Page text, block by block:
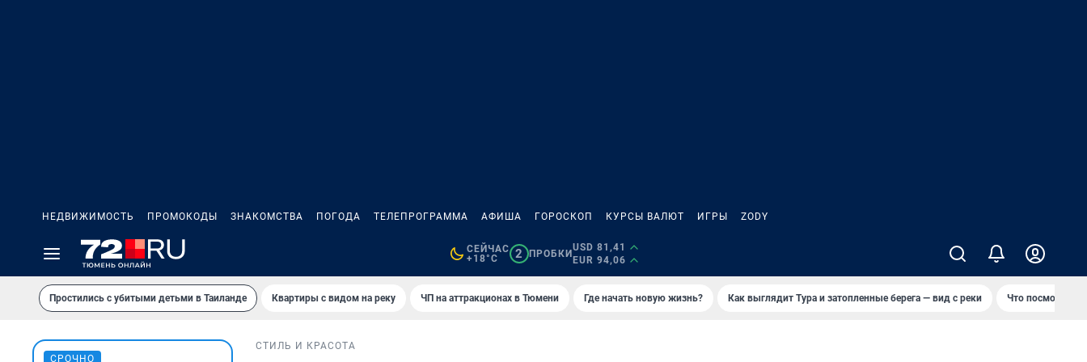
НЕДВИЖИМОСТЬ ПРОМОКОДЫ ЗНАКОМСТВА ПОГОДА ТЕЛЕПРОГРАММА АФИША ГОРОСКОП КУРСЫ ВАЛЮТ ИГРЫ ZODY
СЕЙЧАС
+18°C
2 ПРОБКИ
USD 81,41
EUR 94,06
Простились с убитыми детьми в Таиланде Квартиры с видом на реку ЧП на аттракционах в Тюмени Где начать новую жизнь? Как выглядит Тура и затопленные берега — вид с реки Что посмотреть
СРОЧНО
СТИЛЬ И КРАСОТА